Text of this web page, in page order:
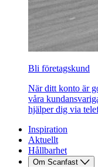
Bli företagskund
När ditt konto är
våra
hjälper dig via
Inspiration
Aktuellt
Hållbarhet
Om Scanfast